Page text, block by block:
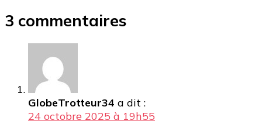
3 commentaires
GlobeTrotteur34 a dit :
24 octobre 2025 à 19h55